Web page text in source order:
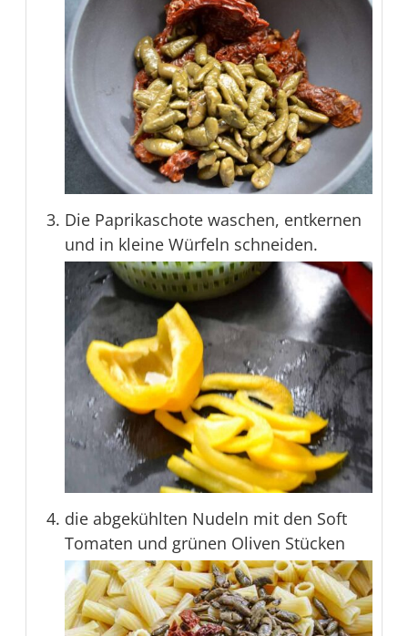
Die Paprikaschote waschen, entkernen
und in kleine Würfeln schneiden.
die abgekühlten Nudeln mit den Soft
Tomaten und grünen Oliven Stücken